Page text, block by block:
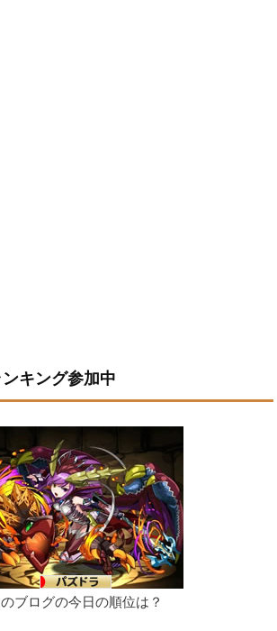
キング参加中
ブログの今日の順位は？